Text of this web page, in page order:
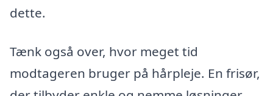
dette.
Tænk også over, hvor meget tid
modtageren bruger på hårpleje. En frisør,